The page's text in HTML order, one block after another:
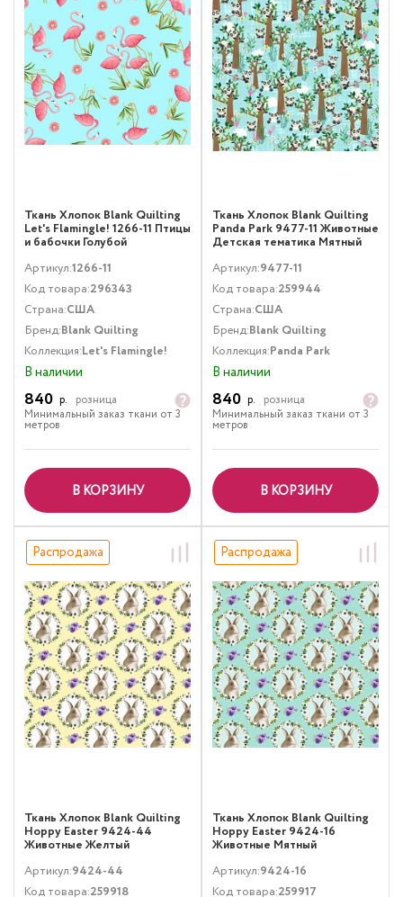
Ткань Хлопок Blank Quilting
Let's Flamingle! 1266-11 Птицы
и бабочки Голубой
Артикул:1266-11
Код товара:296343
Страна:США
Бренд:Blank Quilting
Коллекция:Let's Flamingle!
В наличии
840 р.
розница
Минимальный заказ ткани от 3
метров
В КОРЗИНУ
Ткань Хлопок Blank Quilting
Panda Park 9477-11 Животные
Детская тематика Мятный
Артикул:9477-11
Код товара:259944
Страна:США
Бренд:Blank Quilting
Коллекция:Panda Park
В наличии
840 р.
розница
Минимальный заказ ткани от 3
метров
В КОРЗИНУ
Распродажа
Ткань Хлопок Blank Quilting
Hoppy Easter 9424-44
Животные Желтый
Артикул:9424-44
Код товара:259918
Распродажа
Ткань Хлопок Blank Quilting
Hoppy Easter 9424-16
Животные Мятный
Артикул:9424-16
Код товара:259917